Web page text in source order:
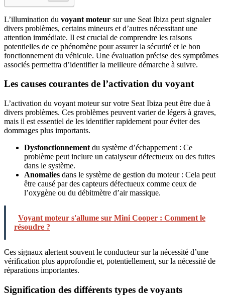
L’illumination du voyant moteur sur une Seat Ibiza peut signaler
divers problèmes, certains mineurs et d’autres nécessitant une
attention immédiate. Il est crucial de comprendre les raisons
potentielles de ce phénomène pour assurer la sécurité et le bon
fonctionnement du véhicule. Une évaluation précise des symptômes
associés permettra d’identifier la meilleure démarche à suivre.
Les causes courantes de l’activation du voyant
L’activation du voyant moteur sur votre Seat Ibiza peut être due à
divers problèmes. Ces problèmes peuvent varier de légers à graves,
mais il est essentiel de les identifier rapidement pour éviter des
dommages plus importants.
Dysfonctionnement du système d’échappement : Ce
problème peut inclure un catalyseur défectueux ou des fuites
dans le système.
Anomalies dans le système de gestion du moteur : Cela peut
être causé par des capteurs défectueux comme ceux de
l’oxygène ou du débitmètre d’air massique.
Voyant moteur s'allume sur Mini Cooper : Comment le
résoudre ?
Ces signaux alertent souvent le conducteur sur la nécessité d’une
vérification plus approfondie et, potentiellement, sur la nécessité de
réparations importantes.
Signification des différents types de voyants